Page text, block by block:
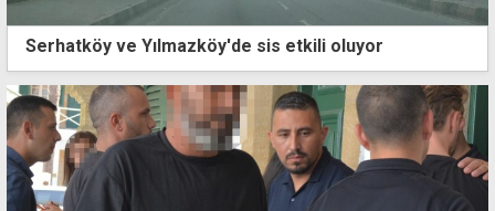
Serhatköy ve Yılmazköy'de sis etkili oluyor